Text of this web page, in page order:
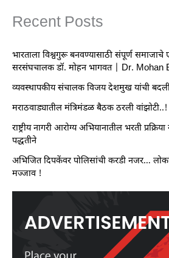
Recent Posts
भारताला विश्वगुरू बनवण्यासाठी संपूर्ण समाजाचे
सरसंघचालक डॉ. मोहन भागवत | Dr. Mohan
व्यवस्थापकीय संचालक विजय देशमुख यांची
मराठवाड्यातील मंत्रिमंडळ बैठक ठरली वांझोटी..!
राष्ट्रीय नागरी आरोग्य अभियानातील भरती
पद्धतीने
अभिजित दिपकेंवर पोलिसांची करडी नजर…
मज्जाव !